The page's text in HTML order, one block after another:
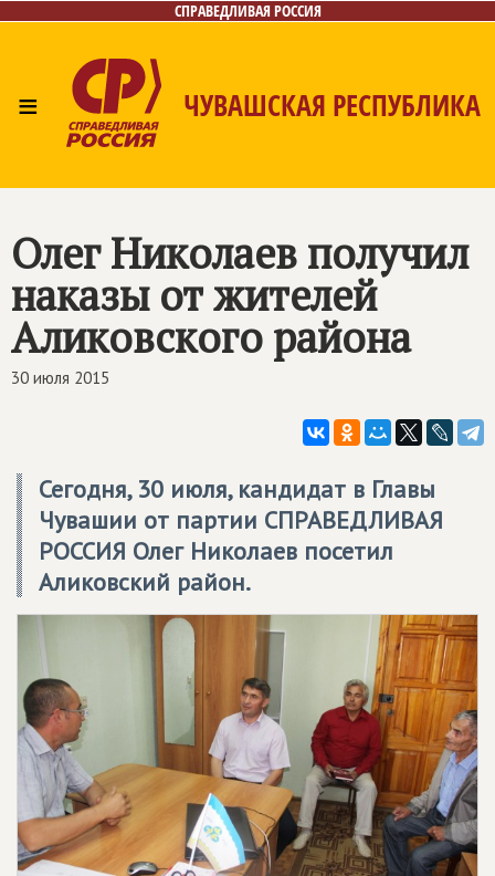
СПРАВЕДЛИВАЯ РОССИЯ
≡ ЧУВАШСКАЯ РЕСПУБЛИКА
Олег Николаев получил
наказы от жителей
Аликовского района
30 июля 2015
Сегодня, 30 июля, кандидат в Главы
Чувашии от партии СПРАВЕДЛИВАЯ
РОССИЯ Олег Николаев посетил
Аликовский район.